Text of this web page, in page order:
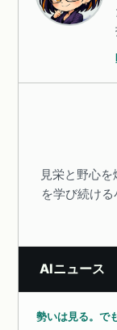
見栄と野心
を学び続ける
AIニュース
勢いは見る。で